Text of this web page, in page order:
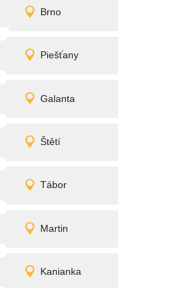
Brno
Detail
promítání
Piešťany
Detail
promítání
Galanta
Detail
promítání
Štětí
Detail
promítání
Tábor
Detail
promítání
Martin
Detail
promítání
Kanianka
Detail
promítání